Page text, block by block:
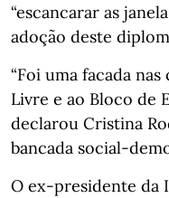
“escancarar as
adoção deste
“Foi uma facada
Livre e ao Bloco de
declarou Cristina
bancada social-
O ex-presidente da